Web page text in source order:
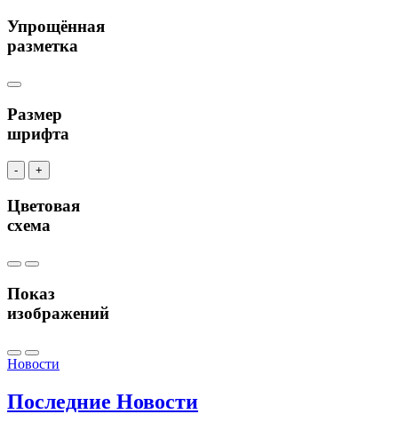
Упрощённая
разметка
Размер
шрифта
- +
Цветовая
схема
Показ
изображений
Новости
Последние Новости